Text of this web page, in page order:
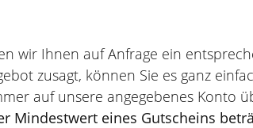
wir Ihnen auf Anfrage ein
zusagt, können Sie es ganz
auf unsere angegebenes Konto
Mindestwert eines Gutscheins